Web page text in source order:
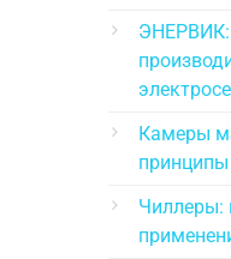
ЭНЕРВИК:
Камеры
Чиллеры: